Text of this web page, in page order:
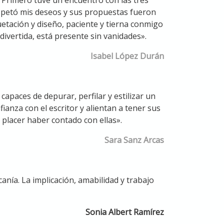
mis deseos y sus propuestas fueron
y diseño, paciente y tierna conmigo
está presente sin vanidades».
Isabel López Durán
de depurar, perfilar y estilizar un
con el escritor y alientan a tener sus
haber contado con ellas».
Sara Sanz Arcas
La implicación, amabilidad y trabajo
Sonia Albert Ramírez